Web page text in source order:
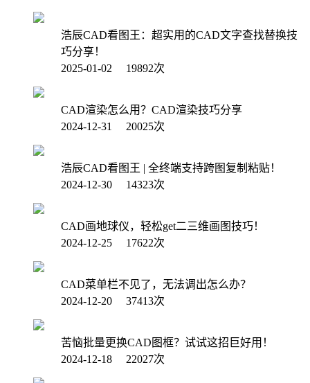
浩辰CAD看图王：超实用的CAD文字查找替换技
巧分享！
2025-01-02 19892次
CAD渲染怎么用？CAD渲染技巧分享
2024-12-31 20025次
浩辰CAD看图王 | 全终端支持跨图复制粘贴！
2024-12-30 14323次
CAD画地球仪，轻松get二三维画图技巧！
2024-12-25 17622次
CAD菜单栏不见了，无法调出怎么办？
2024-12-20 37413次
苦恼批量更换CAD图框？试试这招巨好用！
2024-12-18 22027次